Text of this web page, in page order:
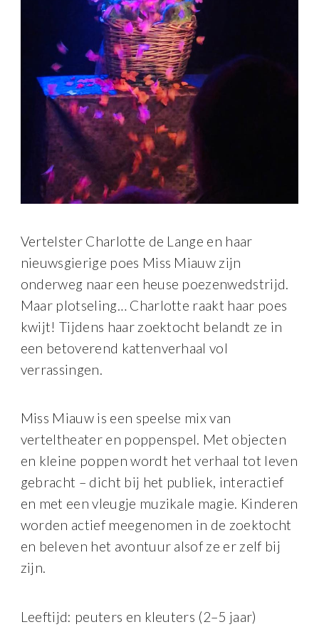
Vertelster Charlotte de Lange en haar
nieuwsgierige poes Miss Miauw zijn
onderweg naar een heuse poezenwedstrijd.
Maar plotseling… Charlotte raakt haar poes
kwijt! Tijdens haar zoektocht belandt ze in
een betoverend kattenverhaal vol
verrassingen.
Miss Miauw is een speelse mix van
verteltheater en poppenspel. Met objecten
en kleine poppen wordt het verhaal tot leven
gebracht – dicht bij het publiek, interactief
en met een vleugje muzikale magie. Kinderen
worden actief meegenomen in de zoektocht
en beleven het avontuur alsof ze er zelf bij
zijn.
Leeftijd: peuters en kleuters (2–5 jaar)